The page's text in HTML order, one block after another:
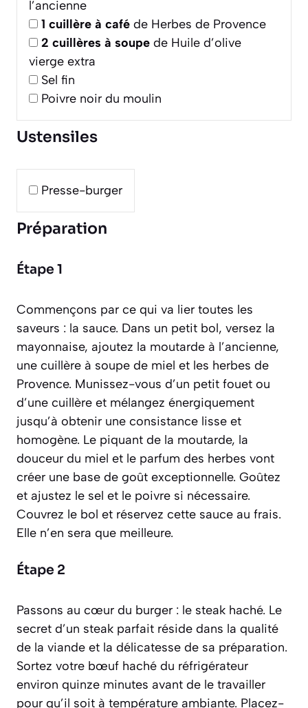
l’ancienne
1 cuillère à café de Herbes de Provence
2 cuillères à soupe de Huile d’olive
vierge extra
Sel fin
Poivre noir du moulin
Ustensiles
Presse-burger
Préparation
Étape 1
Commençons par ce qui va lier toutes les
saveurs : la sauce. Dans un petit bol, versez la
mayonnaise, ajoutez la moutarde à l’ancienne,
une cuillère à soupe de miel et les herbes de
Provence. Munissez-vous d’un petit fouet ou
d’une cuillère et mélangez énergiquement
jusqu’à obtenir une consistance lisse et
homogène. Le piquant de la moutarde, la
douceur du miel et le parfum des herbes vont
créer une base de goût exceptionnelle. Goûtez
et ajustez le sel et le poivre si nécessaire.
Couvrez le bol et réservez cette sauce au frais.
Elle n’en sera que meilleure.
Étape 2
Passons au cœur du burger : le steak haché. Le
secret d’un steak parfait réside dans la qualité
de la viande et la délicatesse de sa préparation.
Sortez votre bœuf haché du réfrigérateur
environ quinze minutes avant de le travailler
pour qu’il soit à température ambiante. Placez-